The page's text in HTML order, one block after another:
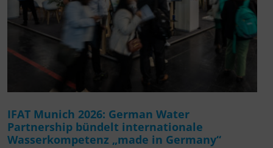
IFAT Munich 2026: German Water
Partnership bündelt internationale
Wasserkompetenz „made in Germany“